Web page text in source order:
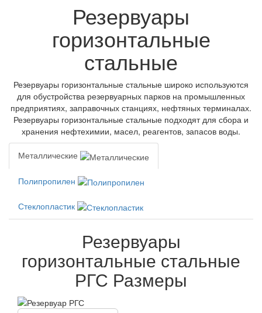
Резервуары
горизонтальные
стальные
Резервуары горизонтальные стальные широко используются
для обустройства резервуарных парков на промышленных
предприятиях, заправочных станциях, нефтяных терминалах.
Резервуары горизонтальные стальные подходят для сбора и
хранения нефтехимии, масел, реагентов, запасов воды.
Металлические
Полипропилен
Стеклопластик
Резервуары
горизонтальные стальные
РГС Размеры